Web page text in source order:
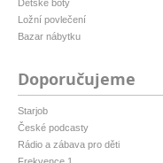
Dětské boty
Ložní povlečení
Bazar nábytku
Doporučujeme
Starjob
České podcasty
Rádio a zábava pro děti